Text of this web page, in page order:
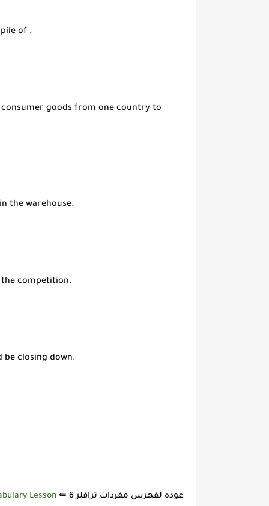
of .
goods from one country to
the warehouse.
the competition.
be closing down.
عوده لفهرس مفردات ترافلر 6 ⇐ Lesson